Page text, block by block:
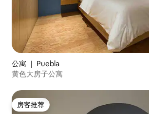
公寓 ｜ Puebla
黄色大房子公寓
房客推荐
房客推荐